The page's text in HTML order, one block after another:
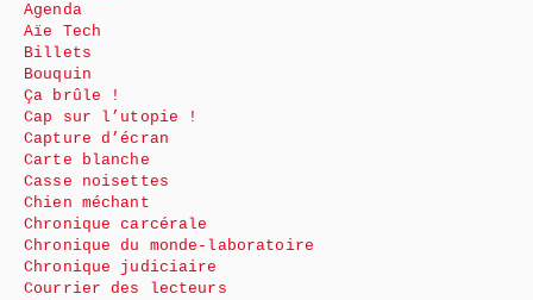
Agenda
Aïe Tech
Billets
Bouquin
Ça brûle !
Cap sur l’utopie !
Capture d’écran
Carte blanche
Casse noisettes
Chien méchant
Chronique carcérale
Chronique du monde-laboratoire
Chronique judiciaire
Courrier des lecteurs